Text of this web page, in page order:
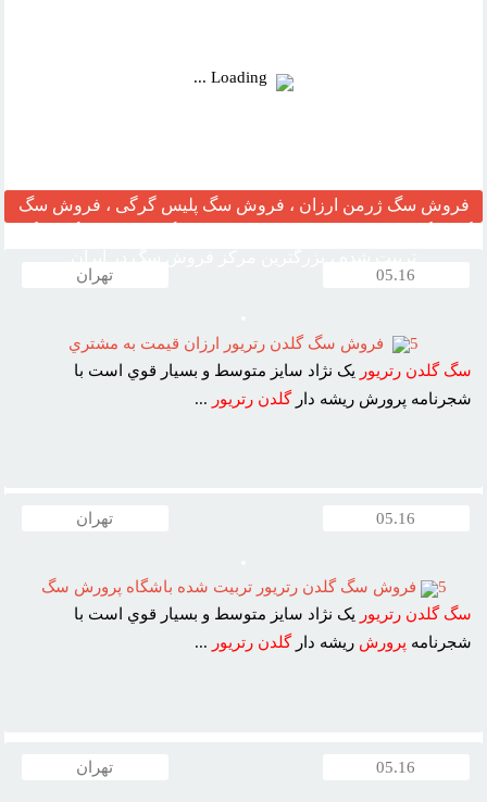
فروش سگ ژرمن ارزان ، فروش سگ پلیس گرگی ، فروش سگ
05.16 تهران
5
فروش سگ گلدن رتريور ارزان قيمت به مشتري
سگ گلدن رتريور يک نژاد سايز متوسط و بسيار قوي است با
شجرنامه پرورش ريشه دارگلدن رتريور ...
05.16 تهران
5
فروش سگ گلدن رتريور تربيت شده باشگاه پرورش سگ
سگ گلدن رتريور يک نژاد سايز متوسط و بسيار قوي است با
شجرنامه پرورش ريشه دارگلدن رتريور ...
05.16 تهران